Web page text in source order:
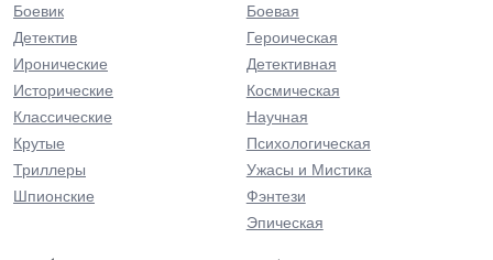
Боевик
Детектив
Иронические
Исторические
Классические
Крутые
Триллеры
Шпионские
Боевая
Героическая
Детективная
Космическая
Научная
Психологическая
Ужасы и Мистика
Фэнтези
Эпическая